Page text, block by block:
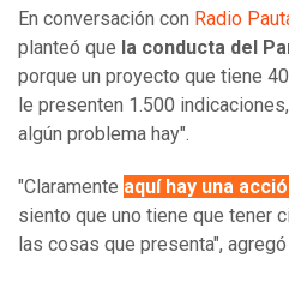
En conversación con Radio
planteó que la conducta del
porque un proyecto que tiene
le presenten 1.500
algún problema hay".
"Claramente aquí hay una
siento que uno tiene que tener
las cosas que presenta",